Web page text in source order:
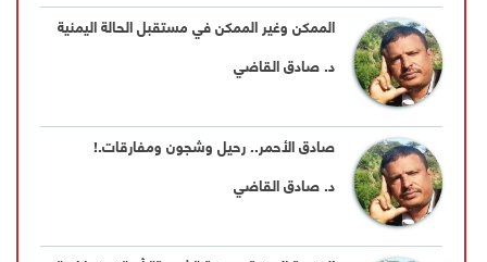
الممكن وغير الممكن في مستقبل الحالة اليمنية
د. صادق القاضي
صادق الأحمر.. رحيل وشجون ومفارقات.!
د. صادق القاضي